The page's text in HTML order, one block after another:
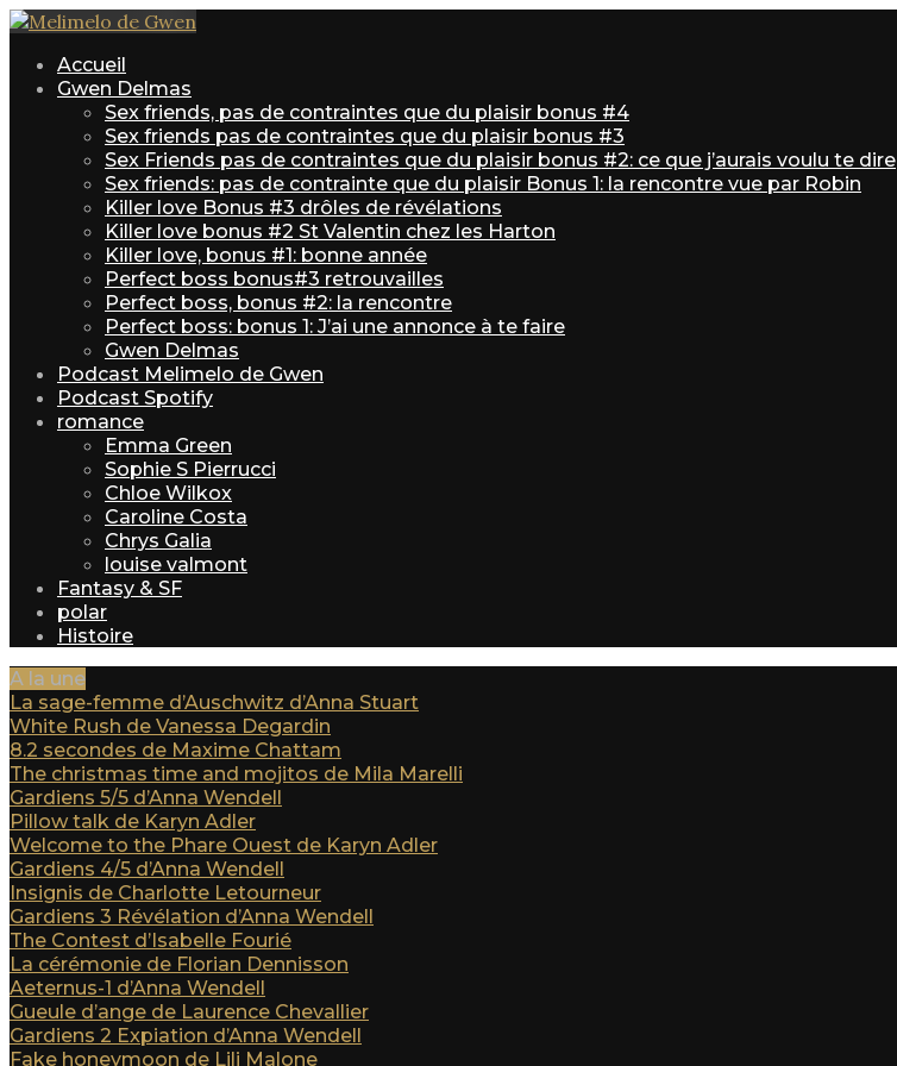
Accueil
Gwen Delmas
Sex friends, pas de contraintes que du plaisir bonus #4
Sex friends pas de contraintes que du plaisir bonus #3
Sex Friends pas de contraintes que du plaisir bonus #2: ce que j’aurais voulu te dire
Sex friends: pas de contrainte que du plaisir Bonus 1: la rencontre vue par Robin
Killer love Bonus #3 drôles de révélations
Killer love bonus #2 St Valentin chez les Harton
Killer love, bonus #1: bonne année
Perfect boss bonus#3 retrouvailles
Perfect boss, bonus #2: la rencontre
Perfect boss: bonus 1: J’ai une annonce à te faire
Gwen Delmas
Podcast Melimelo de Gwen
Podcast Spotify
romance
Emma Green
Sophie S Pierrucci
Chloe Wilkox
Caroline Costa
Chrys Galia
louise valmont
Fantasy & SF
polar
Histoire
A la une
La sage-femme d’Auschwitz d’Anna Stuart
White Rush de Vanessa Degardin
8.2 secondes de Maxime Chattam
The christmas time and mojitos de Mila Marelli
Gardiens 5/5 d’Anna Wendell
Pillow talk de Karyn Adler
Welcome to the Phare Ouest de Karyn Adler
Gardiens 4/5 d’Anna Wendell
Insignis de Charlotte Letourneur
Gardiens 3 Révélation d’Anna Wendell
The Contest d’Isabelle Fourié
La cérémonie de Florian Dennisson
Aeternus-1 d’Anna Wendell
Gueule d’ange de Laurence Chevallier
Gardiens 2 Expiation d’Anna Wendell
Fake honeymoon de Lili Malone